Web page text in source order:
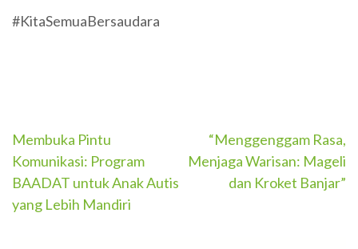
#KitaSemuaBersaudara
Navigasi
pos
Membuka Pintu
Komunikasi: Program
BAADAT untuk Anak Autis
yang Lebih Mandiri
“Menggenggam Rasa,
Menjaga Warisan: Mageli
dan Kroket Banjar”